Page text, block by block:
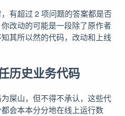
有超过 2 项问题的答案都是否
改动的可能是一段除了原作者
其所以然的代码，改动和上线
历史业务代码
屎山，但不得不承认，这些代
会本本分分地在线上运行数